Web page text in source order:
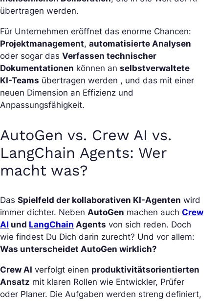
übertragen werden.
Für Unternehmen eröffnet das enorme Chancen:
Projektmanagement, automatisierte Analysen
oder sogar das Verfassen technischer
Dokumentationen können an selbstverwaltete
KI-Teams übertragen werden , und das mit einer
neuen Dimension an Effizienz und
Anpassungsfähigkeit.
AutoGen vs. Crew AI vs.
LangChain Agents: Wer
macht was?
Das Spielfeld der kollaborativen KI-Agenten wird
immer dichter. Neben AutoGen machen auch Crew
AI und LangChain Agents von sich reden. Doch
wie findest Du Dich darin zurecht? Und vor allem:
Was unterscheidet AutoGen wirklich?
Crew AI verfolgt einen produktivitätsorientierten
Ansatz mit klaren Rollen wie Entwickler, Prüfer
oder Planer. Die Aufgaben werden streng definiert,